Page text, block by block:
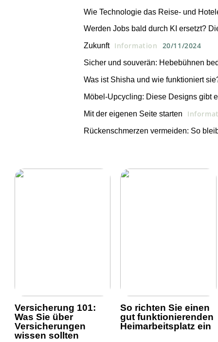
Wie Technologie das Reise- und
Werden Jobs bald durch KI ersetzt?
Zukunft Information 20/11/2024
Sicher und souverän: Hebebühnen
Was ist Shisha und wie funktioniert
Möbel-Upcycling: Diese Designs gibt
Mit der eigenen Seite starten
Rückenschmerzen vermeiden: So
Versicherung 101:
Was Sie über
Versicherungen
wissen sollten
So richten Sie einen
gut funktionierenden
Heimarbeitsplatz ein